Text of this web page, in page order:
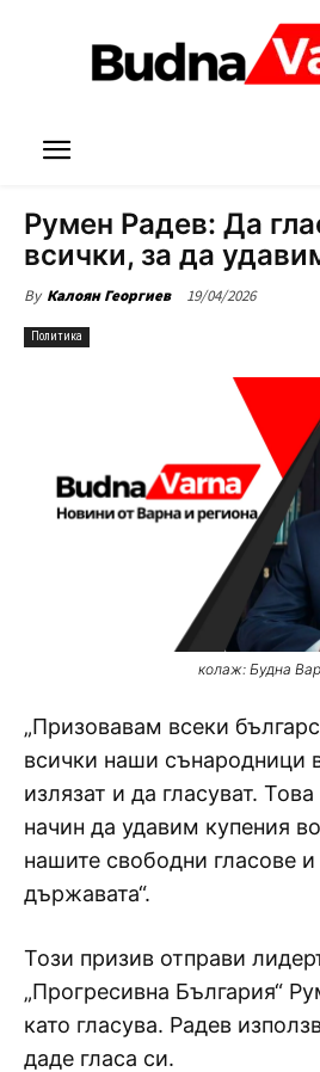
Румен Радев: Да
всички, за да
By Калоян Георгиев 19/04/2026
Политика
колаж: Будна
„Призовавам всеки
всички наши сънародници
излязат и да гласуват.
начин да удавим купения
нашите свободни гласове
държавата“.
Този призив отправи
„Прогресивна България“
като гласува. Радев
даде гласа си.